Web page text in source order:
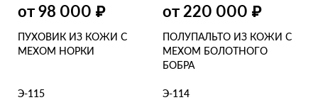
от 98 000 ₽
ПУХОВИК ИЗ КОЖИ С
МЕХОМ НОРКИ
Э-115
от 220 000 ₽
ПОЛУПАЛЬТО ИЗ КОЖИ С
МЕХОМ БОЛОТНОГО
БОБРА
Э-114